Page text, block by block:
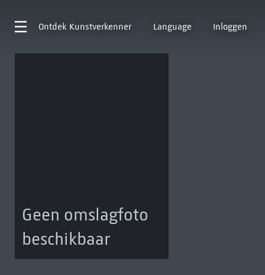
Ontdek Kunstverkenner Language Inloggen
Geen omslagfoto
beschikbaar